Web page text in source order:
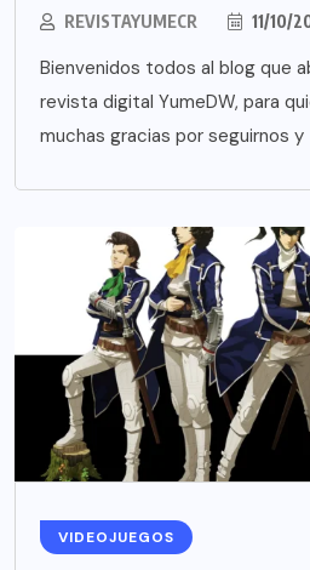
REVISTAYUMECR 11/10/
Bienvenidos todos al blog que
revista digital YumeDW, para
muchas gracias por seguirnos y
VIDEOJUEGOS